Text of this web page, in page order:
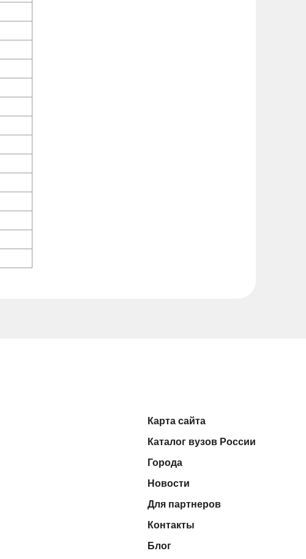
Карта сайта
Каталог вузов России
Города
Новости
Для партнеров
Контакты
Блог